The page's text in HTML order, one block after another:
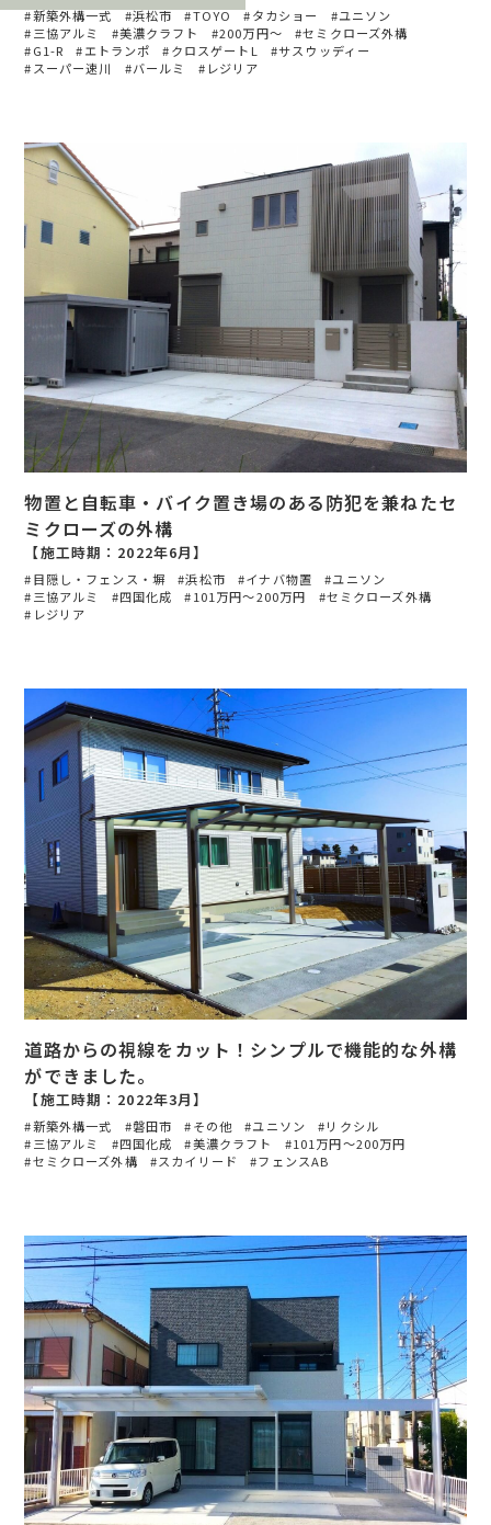
新築外構一式 浜松市 TOYO タカショー
ユニソン
三協アルミ
美濃クラフト 200万円〜
セミクローズ外構
G1-R
エトランポ クロスゲートL
サスウッディー
スーパー速川
バールミ レジリア
物置と自転車・バイク置き場のある防犯を兼ねたセ
ミクローズの外構
【施工時期：2022年6月】
目隠し・フェンス・塀 浜松市 イナバ物置
ユニソン
三協アルミ
四国化成 101万円〜200万円
セミクローズ外構
レジリア
道路からの視線をカット！シンプルで機能的な外構
ができました。
【施工時期：2022年3月】
新築外構一式 磐田市 その他 ユニソン
リクシル
三協アルミ
四国化成 美濃クラフト
101万円〜200万円
セミクローズ外構
スカイリード フェンスAB